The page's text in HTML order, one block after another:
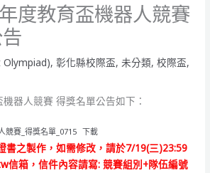
度教育盃機器人競賽
Olympiad),彰化縣校際盃,未分類,校際盃,
器人競賽 得獎名單公告如下：
競賽_得獎名單_0715 下載
書之製作，如需修改，請於7/19(三)23:59
信箱，信件內容請寫: 競賽組別+隊伍編號